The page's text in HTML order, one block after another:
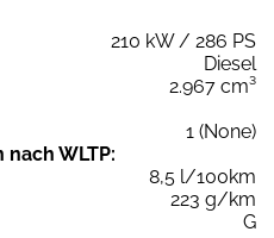
210 kW / 286 PS
Diesel
2.967 cm³
1 (None)
WLTP:
8,5 l/100km
223 g/km
G